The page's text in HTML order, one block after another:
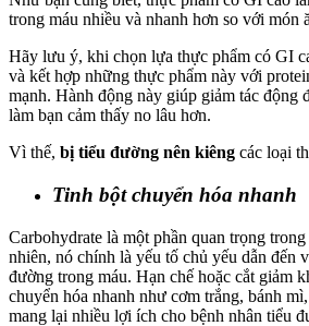
trong máu nhiều và nhanh hơn so với món
Hãy lưu ý, khi chọn lựa thực phẩm có GI
và kết hợp những thực phẩm này với
mạnh. Hành động này giúp giảm tác động
làm bạn cảm thấy no lâu hơn.
Vì thế, bị tiểu đường nên kiêng các loại
Tinh bột chuyển hóa nhanh
Carbohydrate là một phần quan trọng
nhiên, nó chính là yếu tố chủ yếu dẫn đến
đường trong máu. Hạn chế hoặc cắt giảm
chuyển hóa nhanh như cơm trắng, bánh
mang lại nhiều lợi ích cho bệnh nhân tiểu